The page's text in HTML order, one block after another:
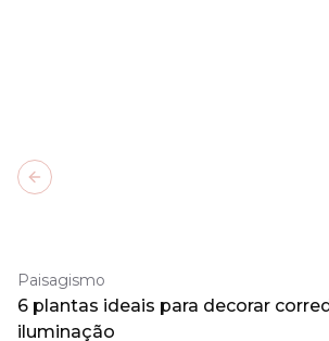
Paisagismo
6 plantas ideais para decorar
iluminação
Previous slide